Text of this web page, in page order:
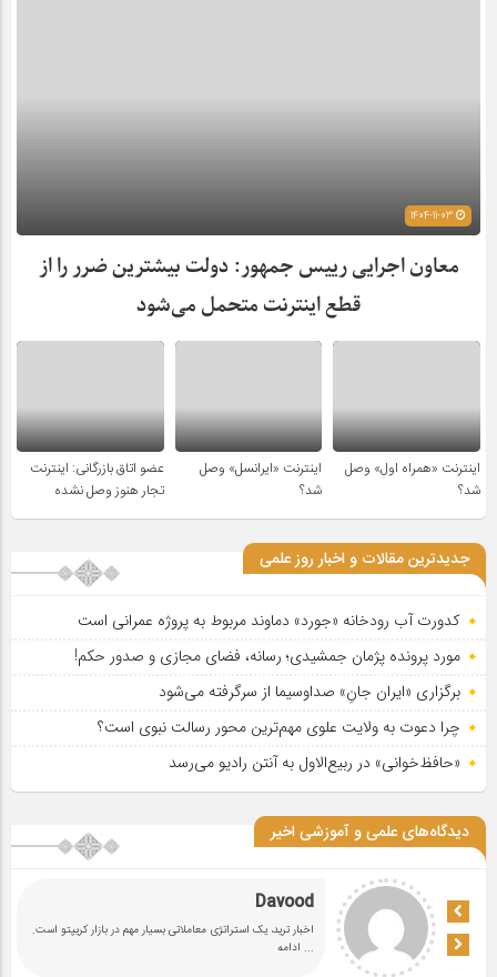
معاون اجرایی رییس جمهور: دولت بیشترین ضرر را از
قطع اینترنت متحمل می‌شود
اینترنت «همراه اول» وصل
شد؟
اینترنت «ایرانسل» وصل
شد؟
عضو اتاق بازرگانی: اینترنت
تجار هنوز وصل نشده
جدیدترین مقالات و اخبار روز علمی
کدورت آب رودخانه «جورد» دماوند مربوط به پروژه عمرانی است
مورد پرونده پژمان جمشیدی؛ رسانه، فضای مجازی و صدور حکم!
برگزاری «ایران جانِ» صداوسیما از سرگرفته می‌شود
چرا دعوت به ولایت علوی مهم‌ترین محور رسالت نبوی است؟
«حافظ‌خوانی» در ربیع‌الاول به آنتن رادیو می‌رسد
دیدگاه‌های علمی و آموزشی اخیر
Davood
اخبار ترید، یک استراتژی معاملاتی بسیار مهم در بازار کریپتو است.
... ادامه